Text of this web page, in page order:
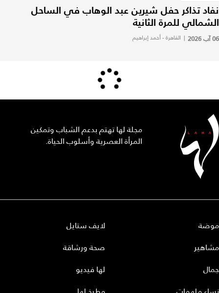
نفاد تذاكر حفل شيرين عبد الوهاب في الساحل
الشمالي للمرة الثانية
06 آب 2026 | القاهرة - أحمد إبراهيم
مجلة لها تهتم بدعم الشباب وتمكين
المرأة العصرية وأسلوب الحياة.
موضة
مشاهير
جمال
لايف ستايل
صحة ورشاقة
لها فيديو